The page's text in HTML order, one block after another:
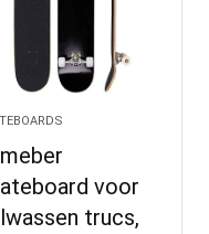
voor
trucs,